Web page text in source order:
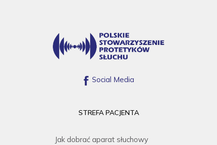
Social Media
STREFA PACJENTA
Jak dobrać aparat słuchowy